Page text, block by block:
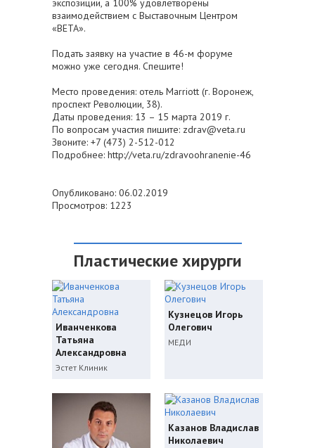
экспозиции, а 100% удовлетворены
взаимодействием с Выставочным Центром
«ВЕТА».
Подать заявку на участие в 46-м форуме
можно уже сегодня. Спешите!
Место проведения: отель Marriott (г. Воронеж,
проспект Революции, 38).
Даты проведения: 13 – 15 марта 2019 г.
По вопросам участия пишите: zdrav@veta.ru
Звоните: +7 (473) 2-512-012
Подробнее: http://veta.ru/zdravoohranenie-46
Опубликовано: 06.02.2019
Просмотров: 1223
Пластические хирурги
Иванченкова
Татьяна
Александровна
Эстет Клиник
Кузнецов Игорь
Олегович
МЕДИ
Казанов Владислав
Николаевич